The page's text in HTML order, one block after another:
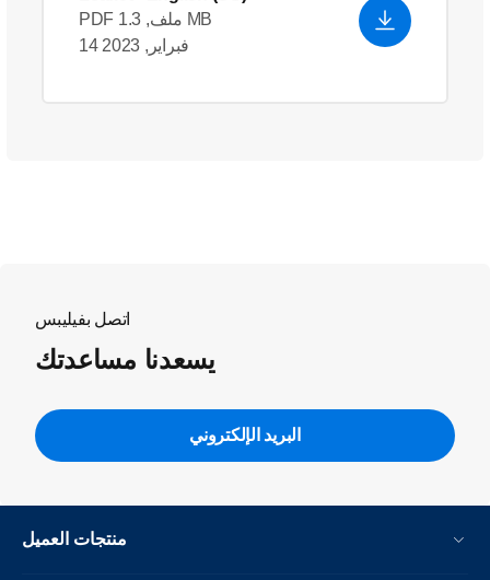
PDF ملف, 1.3 MB
14 فبراير, 2023
اتصل بفيليبس
يسعدنا مساعدتك
البريد الإلكتروني
منتجات العميل